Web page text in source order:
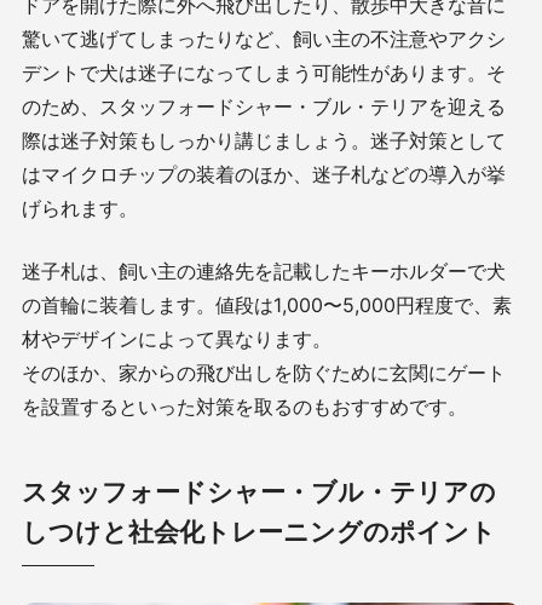
ドアを開けた際に外へ飛び出したり、散歩中大きな音に
驚いて逃げてしまったりなど、飼い主の不注意やアクシ
デントで犬は迷子になってしまう可能性があります。そ
のため、スタッフォードシャー・ブル・テリアを迎える
際は迷子対策もしっかり講じましょう。迷子対策として
はマイクロチップの装着のほか、迷子札などの導入が挙
げられます。
迷子札は、飼い主の連絡先を記載したキーホルダーで犬
の首輪に装着します。値段は1,000〜5,000円程度で、素
材やデザインによって異なります。
そのほか、家からの飛び出しを防ぐために玄関にゲート
を設置するといった対策を取るのもおすすめです。
スタッフォードシャー・ブル・テリアの
しつけと社会化トレーニングのポイント